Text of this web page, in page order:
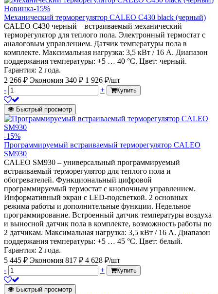
Новинка-15%
Механический терморегулятор CALEO C430 black (черный)
CALEO C430 черный – встраиваемый механический
терморегулятор для теплого пола. Электронный термостат с
аналоговым управлением. Датчик температуры пола в
комплекте. Максимальная нагрузка: 3,5 кВт / 16 А. Диапазон
поддержания температуры: +5 … 40 °С. Цвет: черный.
Гарантия: 2 года.
2 266 ₽ Экономия 340 ₽ 1 926 ₽/шт
-
+ Купить
Быстрый просмотр
-15%
Программируемый встраиваемый терморегулятор CALEO
SM930
CALEO SM930 – универсальный программируемый
встраиваемый терморегулятор для теплого пола и
обогревателей. Функциональный цифровой
программируемый термостат с кнопочным управлением.
Информативный экран с LED-подсветкой. 2 основных
режима работы и дополнительные функции. Недельное
программирование. Встроенный датчик температуры воздуха
и выносной датчик пола в комплекте, возможность работы по
2 датчикам. Максимальная нагрузка: 3,5 кВт / 16 А. Диапазон
поддержания температуры: +5 … 45 °С. Цвет: белый.
Гарантия: 2 года.
5 445 ₽ Экономия 817 ₽ 4 628 ₽/шт
-
+ Купить
Быстрый просмотр